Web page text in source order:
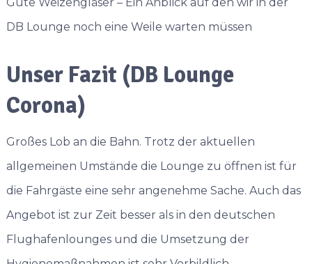
DB Lounge noch eine Weile warten müssen
Unser Fazit (DB Lounge
Corona)
Großes Lob an die Bahn. Trotz der aktuellen
allgemeinen Umstände die Lounge zu öffnen ist für
die Fahrgäste eine sehr angenehme Sache. Auch das
Angebot ist zur Zeit besser als in den deutschen
Flughafenlounges und die Umsetzung der